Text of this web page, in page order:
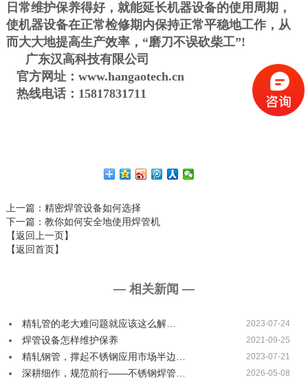
日常维护保养得好，就能延长机器设备的使用周期，
使机器设备在正常检修期内保持正常平稳地工作，从
而大大地提高生产效率，“磨刀不误砍柴工”!
广东汉高科技有限公司
官方网址：www.hangaotech.cn
热线电话：15817831711
上一篇：精密焊管设备如何选择
下一篇：教你如何安全地使用焊管机
【返回上一页】
【返回首页】
— 相关新闻 —
精轧管的老大难问题就应该这么解… 2023-07-24
焊管设备怎样维护保养 2021-09-25
精轧钢管，撑起不锈钢应用市场半边… 2023-07-21
深耕细作，规范前行——不锈钢焊管… 2026-05-08